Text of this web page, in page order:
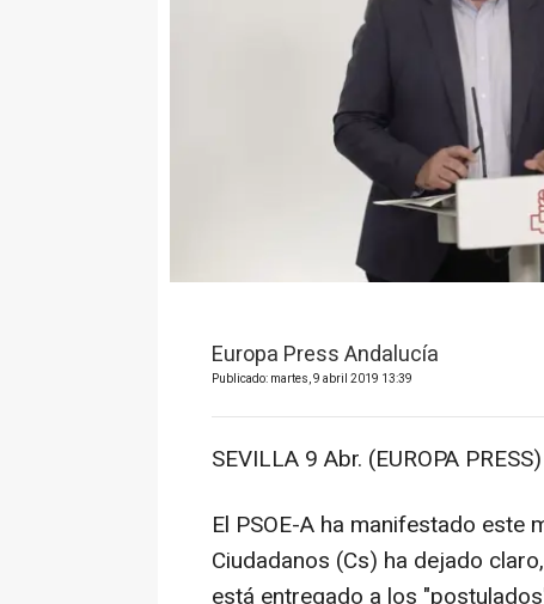
Europa Press Andalucía
Publicado: martes, 9 abril 2019 13:39
SEVILLA 9 Abr. (EUROPA
El PSOE-A ha manifestado este
Ciudadanos (Cs) ha dejado
está entregado a los